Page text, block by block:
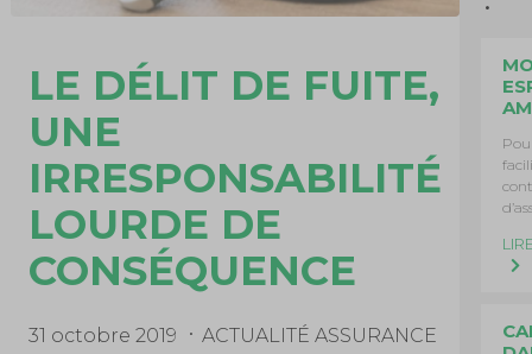
LE DÉLIT DE FUITE,
UNE
IRRESPONSABILITÉ
LOURDE DE
CONSÉQUENCE
31 octobre 2019 ACTUALITÉ ASSURANCE